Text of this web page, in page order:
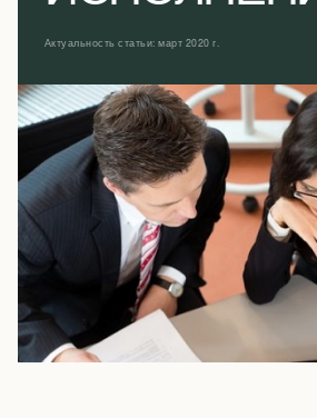
Актуальность статьи: март 2020 г.